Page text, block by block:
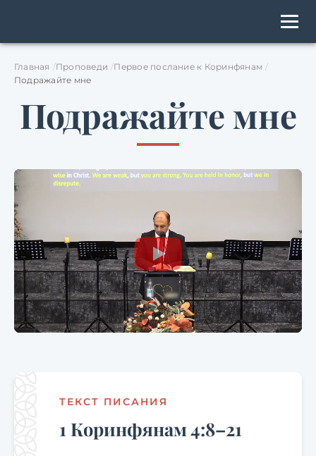
Главная Проповеди
Первое послание к Коринфянам
Подражайте мне
Подражайте мне
ТЕКСТ ПИСАНИЯ
1 Коринфянам 4:8–21